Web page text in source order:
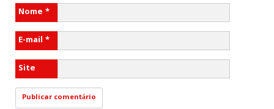
Nome *
E-mail *
Site